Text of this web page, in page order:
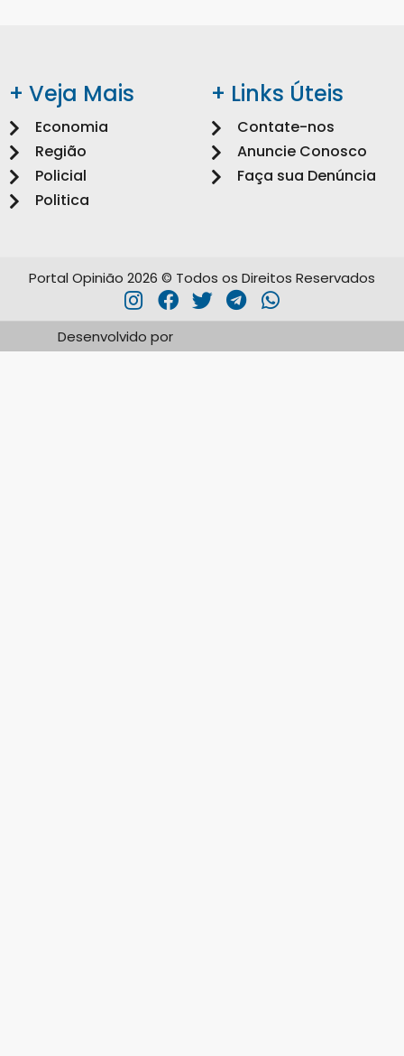
+ Veja Mais
Economia
Região
Policial
Politica
+ Links Úteis
Contate-nos
Anuncie Conosco
Faça sua Denúncia
Portal Opinião 2026 © Todos os Direitos Reservados
Desenvolvido por